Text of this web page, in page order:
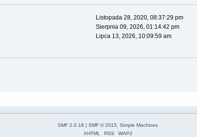
Listopada 28, 2020, 08:37:29 pm
Sierpnia 09, 2026, 01:14:42 pm
Lipca 13, 2026, 10:09:59 am
SMF 2.0.18 | SMF © 2015
Simple Machines
XHTML
RSS WAP2